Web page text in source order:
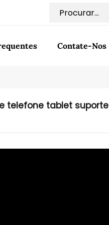
Contate-Nos
telefone tablet suporte